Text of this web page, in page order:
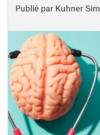
Publié par Kuhner